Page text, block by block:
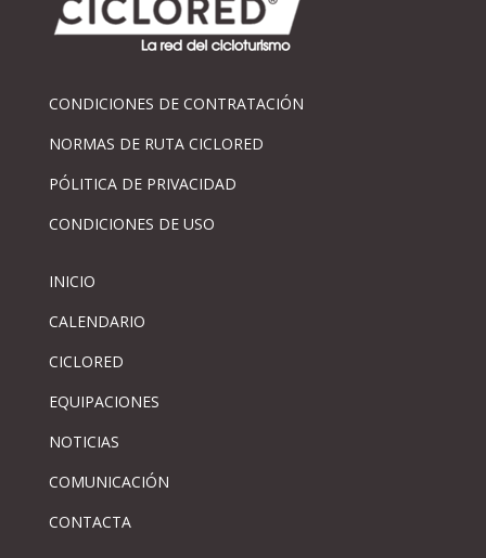
CONDICIONES DE CONTRATACIÓN
NORMAS DE RUTA CICLORED
PÓLITICA DE PRIVACIDAD
CONDICIONES DE USO
INICIO
CALENDARIO
CICLORED
EQUIPACIONES
NOTICIAS
COMUNICACIÓN
CONTACTA